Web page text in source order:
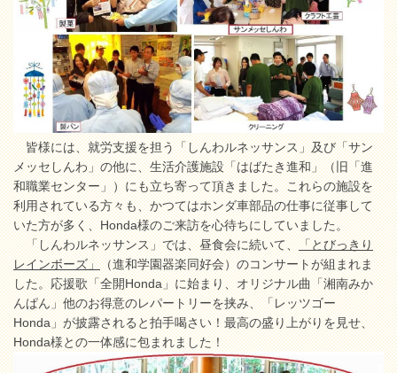
皆様には、就労支援を担う「しんわルネッサンス」及び「サン
メッセしんわ」の他に、生活介護施設「はばたき進和」（旧「進
和職業センター」）にも立ち寄って頂きました。これらの施設を
利用されている方々も、かつてはホンダ車部品の仕事に従事して
いた方が多く、Honda様のご来訪を心待ちにしていました。
「しんわルネッサンス」では、昼食会に続いて、「とびっきり
レインボーズ」（進和学園器楽同好会）のコンサートが組まれま
した。応援歌「全開Honda」に始まり、オリジナル曲「湘南みか
んぱん」他のお得意のレパートリーを挟み、「レッツゴー
Honda」が披露されると拍手喝さい！最高の盛り上がりを見せ、
Honda様との一体感に包まれました！